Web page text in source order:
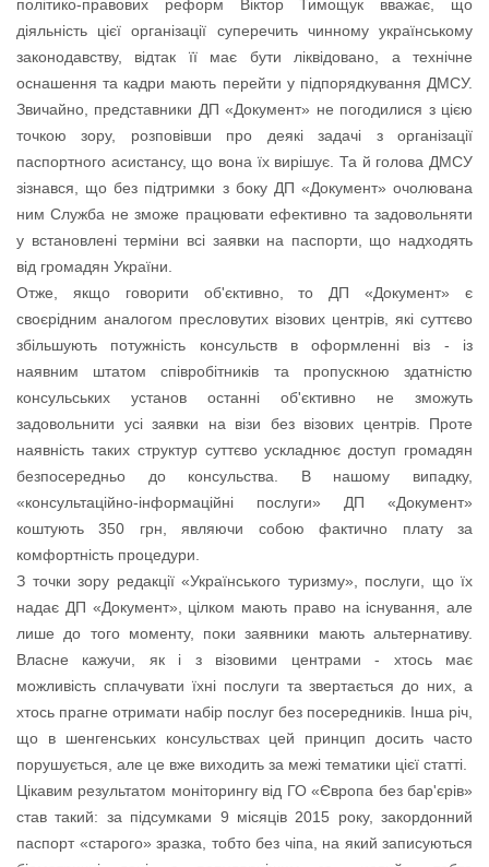
політико-правових реформ Віктор Тимощук вважає, що
діяльність цієї організації суперечить чинному українському
законодавству, відтак її має бути ліквідовано, а технічне
оснашення та кадри мають перейти у підпорядкування ДМСУ.
Звичайно, представники ДП «Документ» не погодилися з цією
точкою зору, розповівши про деякі задачі з організації
паспортного асистансу, що вона їх вирішує. Та й голова ДМСУ
зізнався, що без підтримки з боку ДП «Документ» очолювана
ним Служба не зможе працювати ефективно та задовольняти
у встановлені терміни всі заявки на паспорти, що надходять
від громадян України.
Отже, якщо говорити об'єктивно, то ДП «Документ» є
своєрідним аналогом пресловутих візових центрів, які суттєво
збільшують потужність консульств в оформленні віз - із
наявним штатом співробітників та пропускною здатністю
консульських установ останні об'єктивно не зможуть
задовольнити усі заявки на візи без візових центрів. Проте
наявність таких структур суттєво ускладнює доступ громадян
безпосередньо до консульства. В нашому випадку,
«консультаційно-інформаційні послуги» ДП «Документ»
коштують 350 грн, являючи собою фактично плату за
комфортність процедури.
З точки зору редакції «Українського туризму», послуги, що їх
надає ДП «Документ», цілком мають право на існування, але
лише до того моменту, поки заявники мають альтернативу.
Власне кажучи, як і з візовими центрами - хтось має
можливість сплачувати їхні послуги та звертається до них, а
хтось прагне отримати набір послуг без посередників. Інша річ,
що в шенгенських консульствах цей принцип досить часто
порушується, але це вже виходить за межі тематики цієї статті.
Цікавим результатом моніторингу від ГО «Європа без бар'єрів»
став такий: за підсумками 9 місяців 2015 року, закордонний
паспорт «старого» зразка, тобто без чіпа, на який записуються